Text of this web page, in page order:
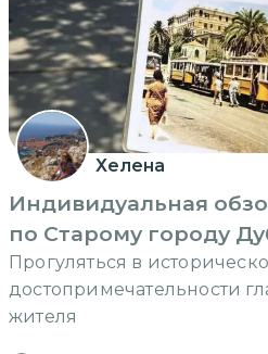
Хелена
Индивидуальная
по Старому городу
Прогуляться в
достопримечательности
жителя